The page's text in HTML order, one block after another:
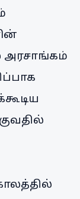
அரசாங்கம்